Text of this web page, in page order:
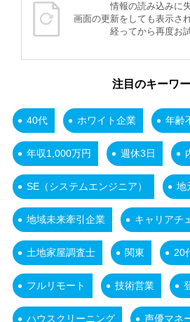
情報の読み込みに
画面の更新をしても表示さ
経ってから再度お
注目のキーワ
40代 ホワイト企業 年齢
年収1,000万円 週休3日
SE（システムエンジニア） 地
地域未来牽引企業 キャリアチ
土地家屋調査士 関東 20
フルリモート 技術営業
ハウスクリーニング 声優マネ